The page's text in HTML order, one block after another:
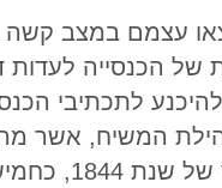
עצמם במצב קשה
של הכנסייה
לתכתיבי
המשיח, אשר